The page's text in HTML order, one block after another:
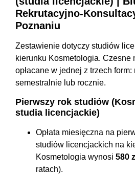
Rekrutacyjno-
Poznaniu
Zestawienie dotyczy studiów
kierunku Kosmetologia. Czesne
opłacane w jednej z trzech
semestralnie lub rocznie.
Pierwszy rok studiów
studia licencjackie)
Opłata miesięczna na
studiów licencjackich na
Kosmetologia wynosi 580
ratach).